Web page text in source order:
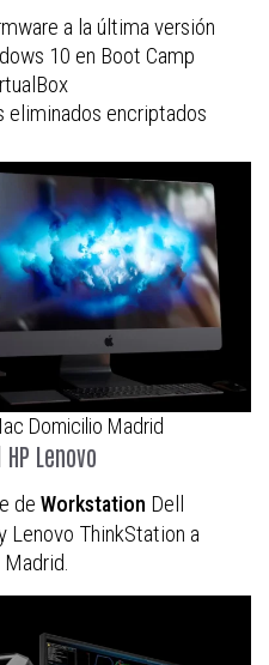
a la última versión
10 en Boot Camp
eliminados encriptados
Domicilio Madrid
Lenovo
de Workstation Dell
Lenovo ThinkStation a